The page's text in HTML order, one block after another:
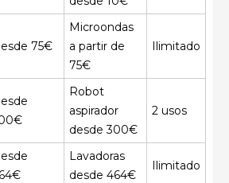
75€
Microondas
a partir de
75€
Ilimitado
Robot
aspirador
desde 300€
2 usos
Lavadoras
desde 464€
Ilimitado